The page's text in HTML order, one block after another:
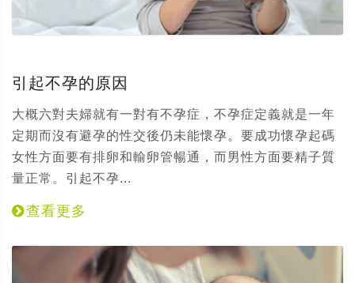
引起不孕的原因
大概六對夫婦就有一對有不孕症，不孕症定義就是一年
定期而沒有避孕的性交後仍未能懷孕。要成功懷孕起碼
女性方面要有排卵和輸卵管暢通，而男性方面要精子質
量正常。引起不孕...
查看更多